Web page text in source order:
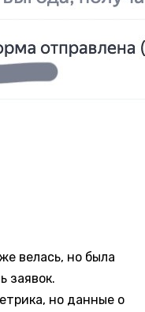
велась, но была
заявок.
но данные о